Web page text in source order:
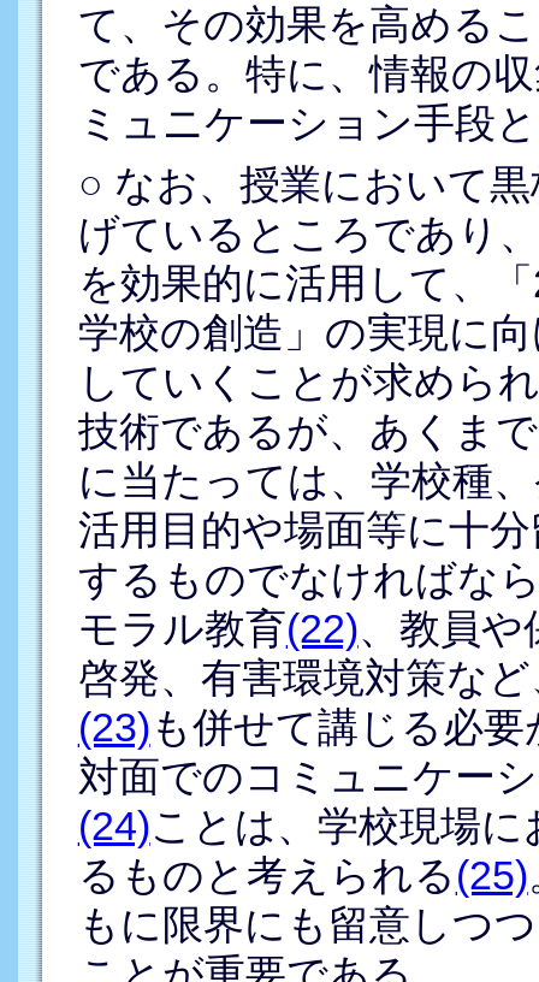
て、その効果を高める
である。特に、情報の
ミュニケーション手段
○ なお、授業において
げているところであり
を効果的に活用して、
学校の創造」の実現に
していくことが求めら
技術であるが、あくま
に当たっては、学校種
活用目的や場面等に十
するものでなければな
モラル教育(22)、教員や
啓発、有害環境対策な
(23)も併せて講じる必
対面でのコミュニケー
(24)ことは、学校現場
るものと考えられる(25)
もに限界にも留意しつ